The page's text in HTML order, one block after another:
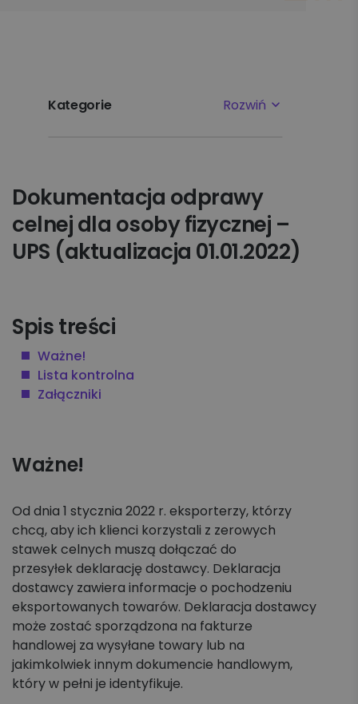
Kategorie Rozwiń
Pierwsze kroki
Ustawienia
Reklamacje
Nadawanie
Koszyk zleceń, importy, integracje
Palety krajowe i międzynarodowe
Apaczka PRO
Regulaminy i Cenniki
Dokumentacja odprawy
celnej dla osoby fizycznej –
UPS (aktualizacja 01.01.2022)
Spis treści
Ważne!
Lista kontrolna
Załączniki
Ważne!
Od dnia 1 stycznia 2022 r. eksporterzy, którzy
chcą, aby ich klienci korzystali z zerowych
stawek celnych muszą dołączać do
przesyłek deklarację dostawcy. Deklaracja
dostawcy zawiera informacje o pochodzeniu
eksportowanych towarów. Deklaracja dostawcy
może zostać sporządzona na fakturze
handlowej za wysyłane towary lub na
jakimkolwiek innym dokumencie handlowym,
który w pełni je identyfikuje.